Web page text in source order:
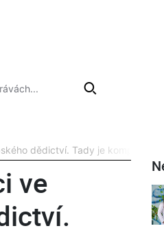
dědictví. Tady je kompletní
ve